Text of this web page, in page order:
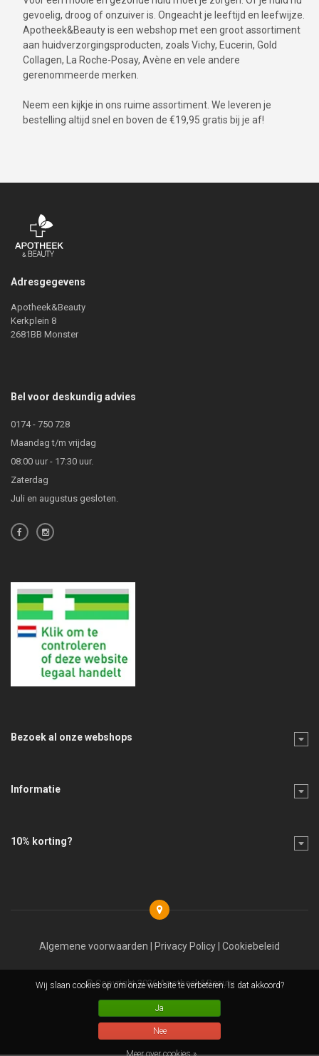
gevoelig, droog of onzuiver is. Ongeacht je leeftijd en leefwijze.
Apotheek&Beauty is een webshop met een groot assortiment
aan huidverzorgingsproducten, zoals Vichy, Eucerin, Gold
Collagen, La Roche-Posay, Avène en vele andere
gerenommeerde merken.
Neem een kijkje in ons ruime assortiment. We leveren je
bestelling altijd snel en boven de €19,95 gratis bij je af!
Adresgegevens
Apotheek&Beauty
Kerkplein 8
2681BB Monster
Bel voor deskundig advies
0174 - 750 728
Maandag t/m vrijdag
08:00 uur - 17:30 uur.
Zaterdag
Juli en augustus gesloten.
Bezoek al onze webshops
Informatie
10% korting?
Algemene voorwaarden Privacy Policy Cookiebeleid
© Copyright 2026 Apotheek&Beauty
Wij slaan cookies op om onze website te verbeteren. Is dat akkoord?
Ja
Nee
Meer over cookies »